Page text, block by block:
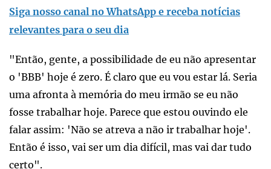
Siga nosso canal no WhatsApp e receba notícias
relevantes para o seu dia
"Então, gente, a possibilidade de eu não apresentar
o 'BBB' hoje é zero. É claro que eu vou estar lá. Seria
uma afronta à memória do meu irmão se eu não
fosse trabalhar hoje. Parece que estou ouvindo ele
falar assim: 'Não se atreva a não ir trabalhar hoje'.
Então é isso, vai ser um dia difícil, mas vai dar tudo
certo".